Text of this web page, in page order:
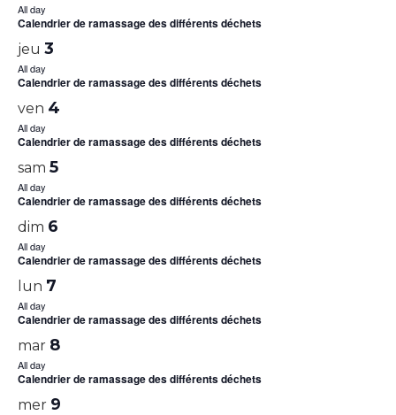
All day
Calendrier de ramassage des différents déchets
jeu 3
All day
Calendrier de ramassage des différents déchets
ven 4
All day
Calendrier de ramassage des différents déchets
sam 5
All day
Calendrier de ramassage des différents déchets
dim 6
All day
Calendrier de ramassage des différents déchets
lun 7
All day
Calendrier de ramassage des différents déchets
mar 8
All day
Calendrier de ramassage des différents déchets
mer 9